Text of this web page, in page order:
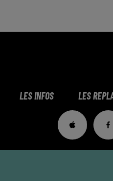
LES INFOS LES